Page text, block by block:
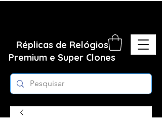
Réplicas de Relógios
Premium e Super Clones